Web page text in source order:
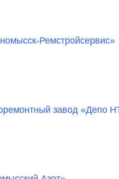
Ремстройсервис»
завод «Депо